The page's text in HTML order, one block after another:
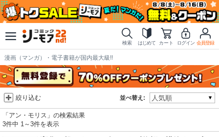
検索 はじめて カート ログイン 会員登録
漫画（マンガ）・電子書籍が国内最大級!!
並べ替え:
絞り込む
「アン・モリス」の検索結果
3件中 1～3件を表示